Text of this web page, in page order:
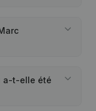
a-t-elle été